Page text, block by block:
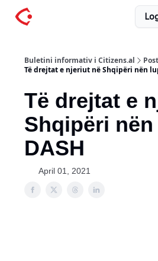
Buletini informativ i Citizens.al
Të drejtat e njeriut në Shqipëri nën
Të drejtat e
Shqipëri
DASH
April 01, 2021